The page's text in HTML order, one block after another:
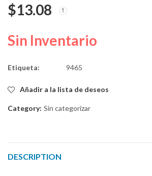
$13.08
Sin Inventario
Etiqueta: 9465
Añadir a la lista de deseos
Category: Sin categorizar
DESCRIPTION